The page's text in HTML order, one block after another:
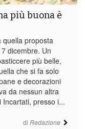
di Redazione
più buona è
quella proposta
dicembre. Un
più belle,
che si fa solo
e decorazioni
da nessun altra
Incartati, presso i...